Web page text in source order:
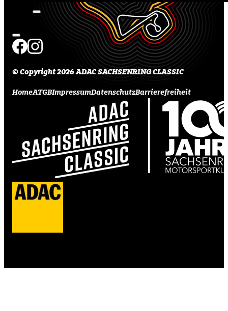
© Copyright 2026 ADAC SACHSENRING CLASSIC
HomeATGBImpressumDatenschutzBarrierefreiheit